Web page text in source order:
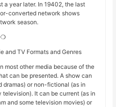
a year later. In 19402, the last
converted network shows
season.
and TV Formats and Genres
most other media because of the
can be presented. A show can
dramas) or non-fictional (as in
It can be current (as in
and some television movies) or